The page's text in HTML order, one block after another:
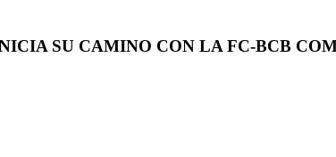
SU CAMINO CON LA FC-BCB